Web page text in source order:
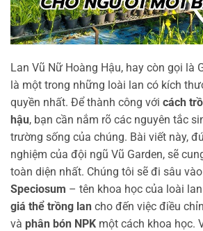
Lan Vũ Nữ Hoàng Hậu, hay còn gọi là
là một trong những loài lan có kích
quyền nhất. Để thành công với cách
hậu, bạn cần nắm rõ các nguyên tắc
trường sống của chúng. Bài viết này,
nghiệm của đội ngũ Vũ Garden, sẽ
toàn diện nhất. Chúng tôi sẽ đi sâu vào
Speciosum – tên khoa học của loài
giá thể trồng lan cho đến việc điều
và phân bón NPK một cách khoa học.